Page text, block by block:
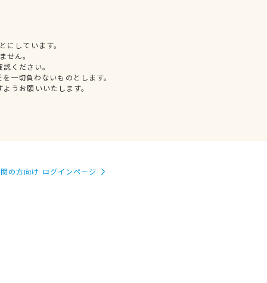
しています。
せん。
ください。
一切負わないものとします。
うお願いいたします。
の方向け ログインページ